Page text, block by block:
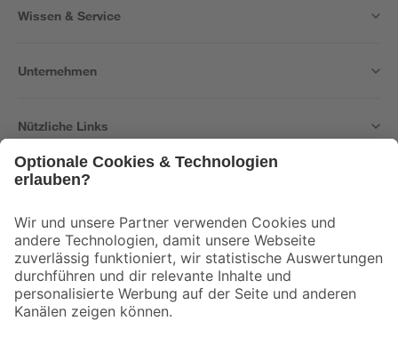
Wissen & Service
Unternehmen
Nützliche Links
Der toom Newsletter: Keine Angebote und Aktionen mehr verpassen!
Zur Newsletter Anmeldung
Folge uns